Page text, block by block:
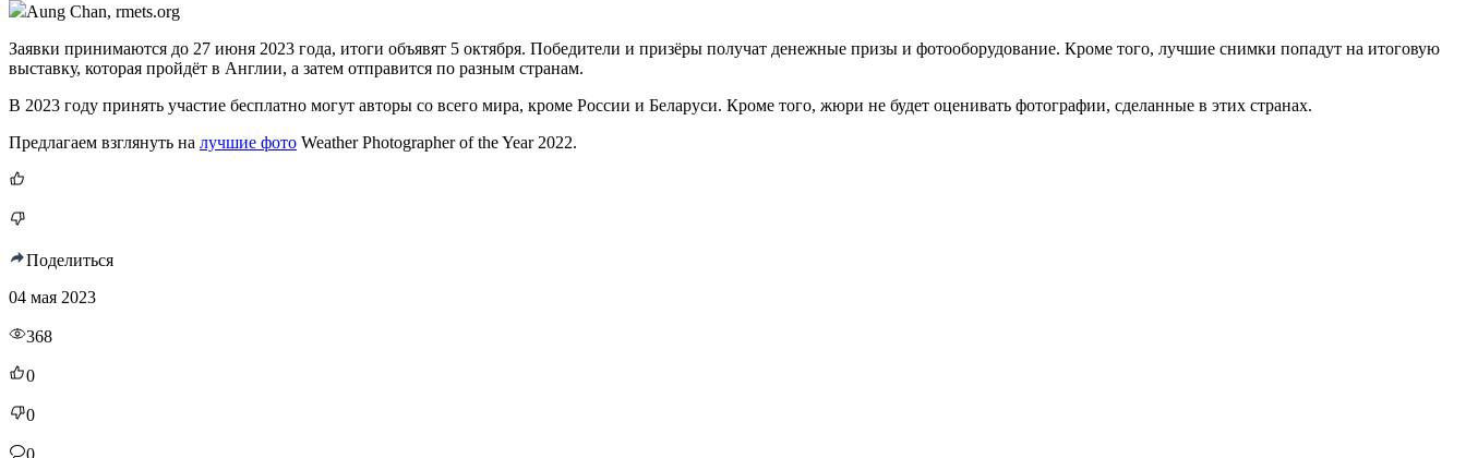
Aung Chan, rmets.org
Заявки принимаются до 27 июня 2023 года, итоги объявят 5 октября. Победители и призёры получат денежные призы и фотооборудование. Кроме того, лучшие снимки попадут на итоговую
выставку, которая пройдёт в Англии, а затем отправится по разным странам.
В 2023 году принять участие бесплатно могут авторы со всего мира, кроме России и Беларуси. Кроме того, жюри не будет оценивать фотографии, сделанные в этих странах.
Предлагаем взглянуть на лучшие фото Weather Photographer of the Year 2022.
Поделиться
04 мая 2023
368
0
0
0